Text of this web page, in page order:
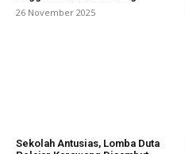
26 November 2025
Sekolah Antusias, Lomba Duta